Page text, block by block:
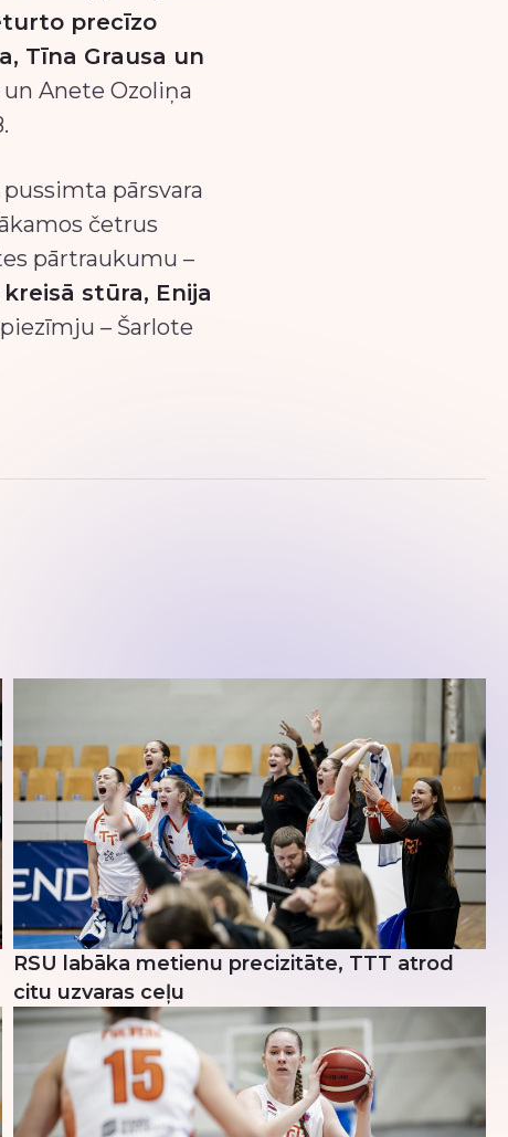
precīzo
Tīna Grausa un
un Anete Ozoliņa
pārsvara
četrus
pārtraukumu –
stūra, Enija
– Šarlote
RSU labāka metienu precizitāte, TTT atrod
citu uzvaras ceļu